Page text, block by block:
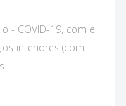
- COVID-19, com e
interiores (com